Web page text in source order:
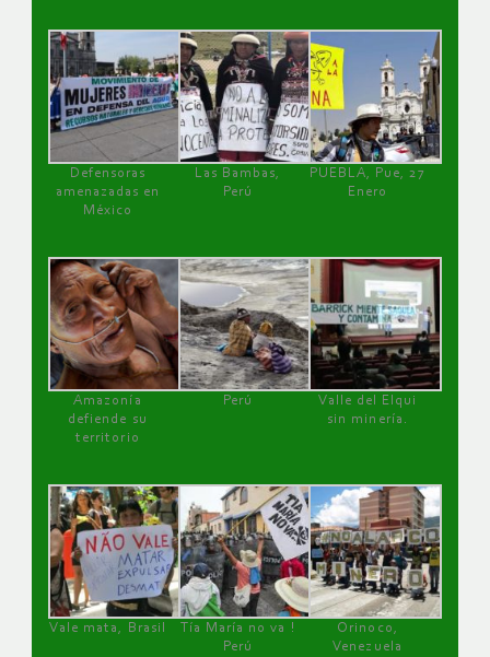
Defensoras
amenazadas en
México
Las Bambas,
Perú
PUEBLA, Pue, 27
Enero
Amazonía
defiende su
territorio
Perú
Valle del Elqui
sin minería.
Vale mata, Brasil
Tía María no va !
Perú
Orinoco,
Venezuela